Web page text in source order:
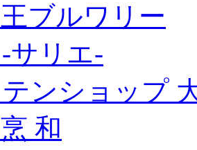
ブルワリー
サリエ-
ンショップ
和